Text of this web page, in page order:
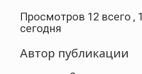
Просмотров 12 всего , 1
сегодня
Автор публикации